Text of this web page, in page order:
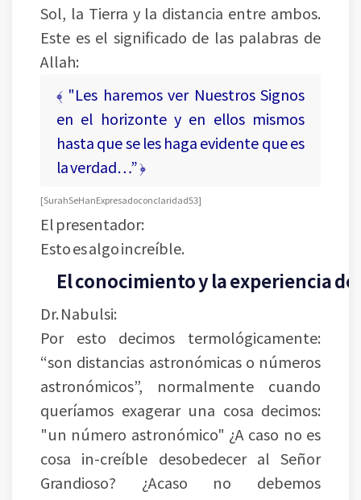
Sol, la Tierra y la distancia entre ambos.
Este es el significado de las palabras de
Allah:
﴾ "Les haremos ver Nuestros Signos
en el horizonte y en ellos mismos
hasta que se les haga evidente que es
la verdad…” ﴿
[ Surah Se Han Expresado con claridad 53 ]
El presentador:
Esto es algo increíble.
El conocimiento y la experiencia
Dr. Nabulsi:
Por esto decimos termológicamente:
“son distancias astronómicas o números
astronómicos”, normalmente cuando
queríamos exagerar una cosa decimos:
"un número astronómico" ¿A caso no es
cosa in-creíble desobedecer al Señor
Grandioso? ¿Acaso no debemos